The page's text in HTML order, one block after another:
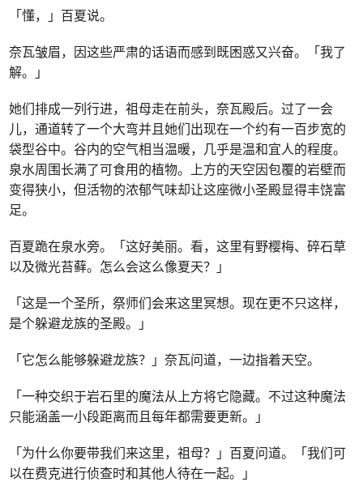
「懂，」百夏说。
奈瓦皱眉，因这些严肃的话语而感到既困惑又兴奋。「我了
解。」
她们排成一列行进，祖母走在前头，奈瓦殿后。过了一会
儿，通道转了一个大弯并且她们出现在一个约有一百步宽的
袋型谷中。谷内的空气相当温暖，几乎是温和宜人的程度。
泉水周围长满了可食用的植物。上方的天空因包覆的岩壁而
变得狭小，但活物的浓郁气味却让这座微小圣殿显得丰饶富
足。
百夏跪在泉水旁。「这好美丽。看，这里有野樱梅、碎石草
以及微光苔藓。怎么会这么像夏天？」
「这是一个圣所，祭师们会来这里冥想。现在更不只这样，
是个躲避龙族的圣殿。」
「它怎么能够躲避龙族？」奈瓦问道，一边指着天空。
「一种交织于岩石里的魔法从上方将它隐藏。不过这种魔法
只能涵盖一小段距离而且每年都需要更新。」
「为什么你要带我们来这里，祖母？」百夏问道。「我们可
以在费克进行侦查时和其他人待在一起。」